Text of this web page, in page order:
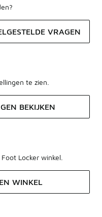
VRAGEN
te zien.
BEKIJKEN
Locker winkel.
WINKEL